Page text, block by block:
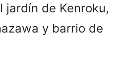
jardín de Kenroku,
y barrio de